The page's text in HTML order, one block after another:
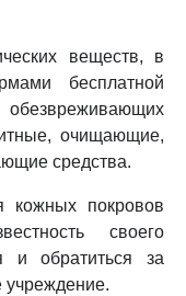
веществ, в
бесплатной
очищающие,
средства.
кожных покровов
своего
и обратиться за